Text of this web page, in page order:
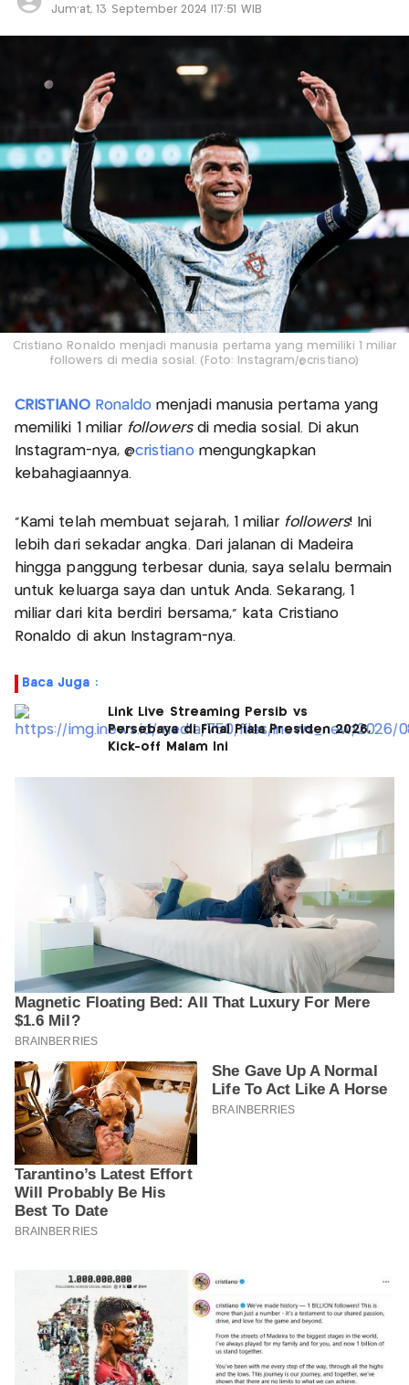
Jum'at, 13 September 2024 |17:51 WIB
Cristiano Ronaldo menjadi manusia pertama yang memiliki 1 miliar
followers di media sosial. (Foto: Instagram/@cristiano)
CRISTIANORonaldo menjadi manusia pertama yang
memiliki 1 miliar followersdi media sosial. Di akun
Instagram-nya, @cristianomengungkapkan
kebahagiaannya.
“Kami telah membuat sejarah, 1 miliar followers! Ini
lebih dari sekadar angka. Dari jalanan di Madeira
hingga panggung terbesar dunia, saya selalu bermain
untuk keluarga saya dan untuk Anda. Sekarang, 1
miliar dari kita berdiri bersama,” kata Cristiano
Ronaldo di akun Instagram-nya.
Baca Juga :
Link Live Streaming Persib vs
Persebaya di Final Piala Presiden 2026,
Kick-off Malam Ini